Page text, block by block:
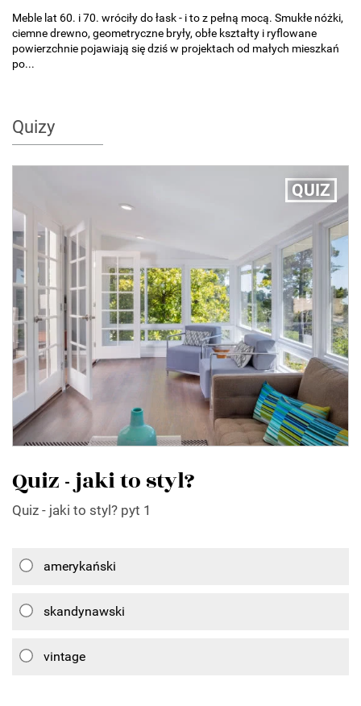
Meble lat 60. i 70. wróciły do łask - i to z pełną mocą. Smukłe nóżki,
ciemne drewno, geometryczne bryły, obłe kształty i ryflowane
powierzchnie pojawiają się dziś w projektach od małych mieszkań
po...
Quizy
QUIZ
Quiz - jaki to styl?
Quiz - jaki to styl? pyt 1
amerykański
skandynawski
vintage